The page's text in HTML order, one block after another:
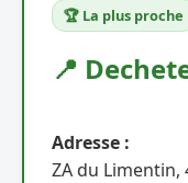
🏆 La plus proche
📍
Adresse :
ZA du Limentin,